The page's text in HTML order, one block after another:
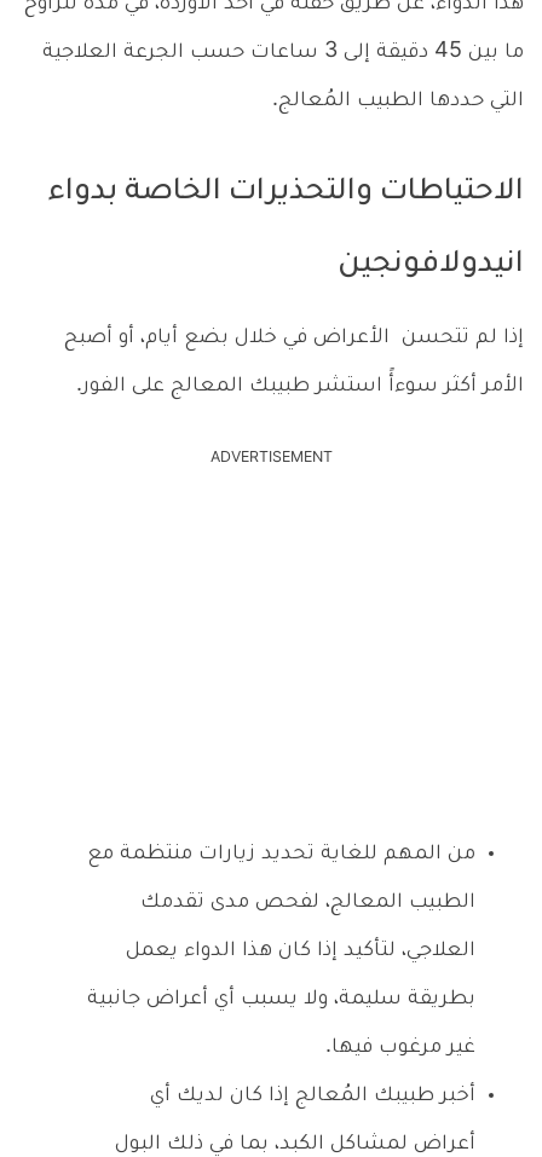
ما بين 45 دقيقة إلى 3 ساعات حسب الجرعة العلاجية
التي حددها الطبيب المُعالج.
الاحتياطات والتحذيرات الخاصة بدواء
انيدولافونجين
إذا لم تتحسن الأعراض في خلال بضع أيام، أو أصبح
الأمر أكثر سوءأً استشر طبيبك المعالج على الفور.
ADVERTISEMENT
من المهم للغاية تحديد زيارات منتظمة مع
الطبيب المعالج، لفحص مدى تقدمك
العلاجي، لتأكيد إذا كان هذا الدواء يعمل
بطريقة سليمة، ولا يسبب أي أعراض جانبية
غير مرغوب فيها.
أخبر طبيبك المُعالج إذا كان لديك أي
أعراض لمشاكل الكبد، بما في ذلك البول